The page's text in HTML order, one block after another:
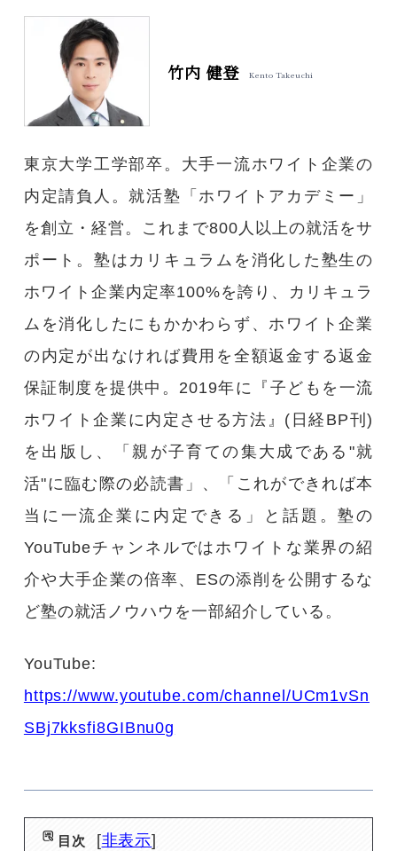
竹内 健登 Kento Takeuchi
東京大学工学部卒。大手一流ホワイト企業の
内定請負人。就活塾「ホワイトアカデミー」
を創立・経営。これまで800人以上の就活をサ
ポート。塾はカリキュラムを消化した塾生の
ホワイト企業内定率100%を誇り、カリキュラ
ムを消化したにもかかわらず、ホワイト企業
の内定が出なければ費用を全額返金する返金
保証制度を提供中。2019年に『子どもを一流
ホワイト企業に内定させる方法』(日経BP刊)
を出版し、「親が子育ての集大成である"就
活"に臨む際の必読書」、「これができれば本
当に一流企業に内定できる」と話題。塾の
YouTubeチャンネルではホワイトな業界の紹
介や大手企業の倍率、ESの添削を公開するな
ど塾の就活ノウハウを一部紹介している。
YouTube:
https://www.youtube.com/channel/UCm1vSn
SBj7kksfi8GIBnu0g
目次 非表示